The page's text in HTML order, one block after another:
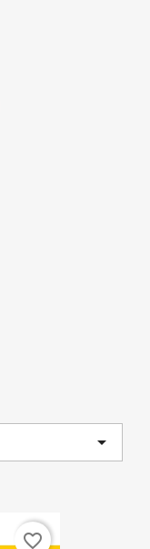

favorite_border